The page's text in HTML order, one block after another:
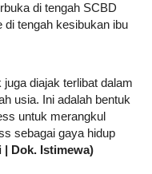
di tengah SCBD
di tengah kesibukan ibu
diajak terlibat dalam
usia. Ini adalah bentuk
untuk merangkul
sebagai gaya hidup
| Dok. Istimewa)